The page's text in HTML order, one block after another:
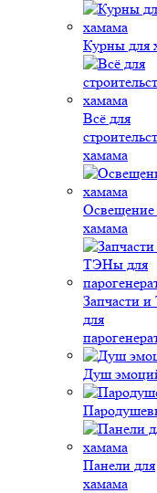
Курны для
Всё для
хамама
Освещение
хамама
Запчасти
для
Душ
Панели для
хамама